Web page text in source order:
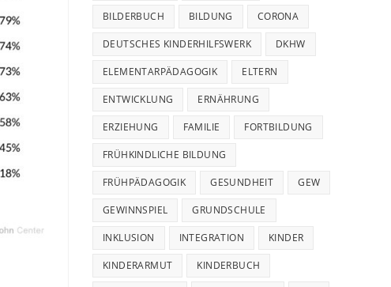
BILDERBUCH BILDUNG CORONA
DEUTSCHES KINDERHILFSWERK DKHW
ELEMENTARPÄDAGOGIK ELTERN
ENTWICKLUNG ERNÄHRUNG
ERZIEHUNG FAMILIE FORTBILDUNG
FRÜHKINDLICHE BILDUNG
FRÜHPÄDAGOGIK GESUNDHEIT GEW
GEWINNSPIEL GRUNDSCHULE
INKLUSION INTEGRATION KINDER
KINDERARMUT KINDERBUCH